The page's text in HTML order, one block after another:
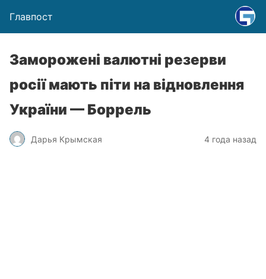
Главпост
Заморожені валютні резерви
росії мають піти на відновлення
України — Боррель
Дарья Крымская 4 года назад